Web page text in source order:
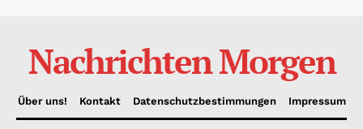
Nachrichten Morgen
Über uns! Kontakt Datenschutzbestimmungen Impressum